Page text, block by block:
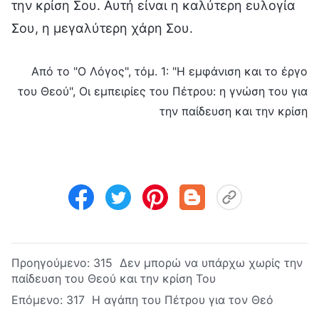
την κρίση Σου. Αυτή είναι η καλύτερη ευλογία
Σου, η μεγαλύτερη χάρη Σου.
Από το "Ο Λόγος", τόμ. 1: "Η εμφάνιση και το έργο
του Θεού", Οι εμπειρίες του Πέτρου: η γνώση του για
την παίδευση και την κρίση
Προηγούμενο: 315 Δεν μπορώ να υπάρχω χωρίς την
παίδευση του Θεού και την κρίση Του
Επόμενο: 317 Η αγάπη του Πέτρου για τον Θεό